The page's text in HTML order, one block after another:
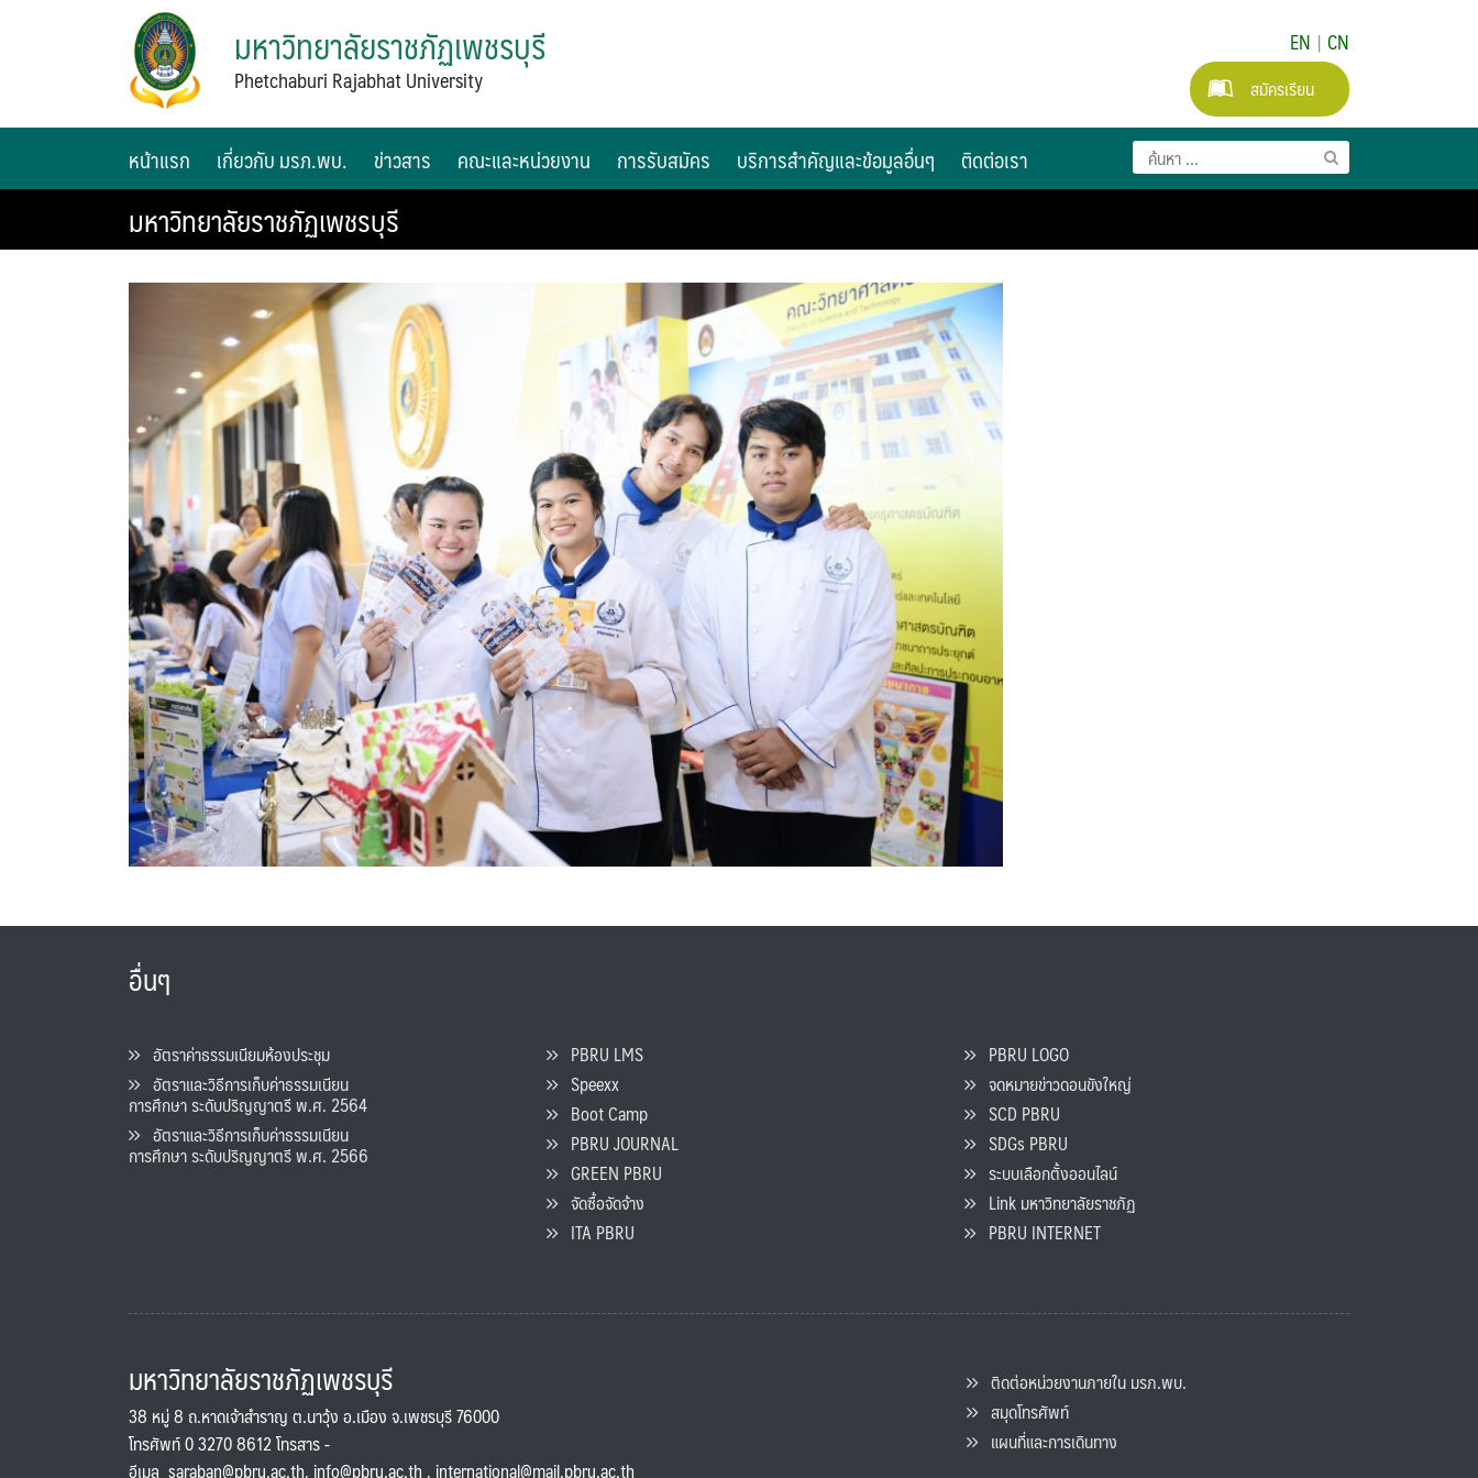
มหาวิทยาลัยราชภัฏเพชรบุรี
Phetchaburi Rajabhat University
EN | CN
สมัครเรียน
หน้าแรก เกี่ยวกับ มรภ.พบ. ข่าวสาร คณะและหน่วยงาน การรับสมัคร บริการสำคัญและข้อมูลอื่นๆ ติดต่อเรา
มหาวิทยาลัยราชภัฏเพชรบุรี
อื่นๆ
อัตราค่าธรรมเนียมห้องประชุม
อัตราและวิธีการเก็บค่าธรรมเนียน
การศึกษา ระดับปริญญาตรี พ.ศ. 2564
อัตราและวิธีการเก็บค่าธรรมเนียน
การศึกษา ระดับปริญญาตรี พ.ศ. 2566
PBRU LMS
Speexx
Boot Camp
PBRU JOURNAL
GREEN PBRU
จัดซื้อจัดจ้าง
ITA PBRU
PBRU LOGO
จดหมายข่าวดอนขังใหญ่
SCD PBRU
SDGs PBRU
ระบบเลือกตั้งออนไลน์
Link มหาวิทยาลัยราชภัฏ
PBRU INTERNET
มหาวิทยาลัยราชภัฏเพชรบุรี
38 หมู่ 8 ถ.หาดเจ้าสำราญ ต.นาวุ้ง อ.เมือง จ.เพชรบุรี 76000
โทรศัพท์ 0 3270 8612 โทรสาร -
อีเมล saraban@pbru.ac.th, info@pbru.ac.th , international@mail.pbru.ac.th
ติดต่อหน่วยงานภายใน มรภ.พบ.
สมุดโทรศัพท์
แผนที่และการเดินทาง